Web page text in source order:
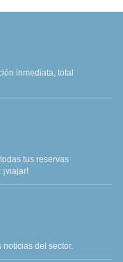
inmediata, total
tus reservas
del sector.